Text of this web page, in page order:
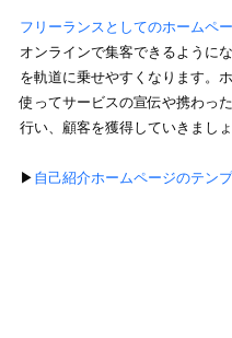
フリーランスとしてのホームペ
オンラインで集客できるように
を軌道に乗せやすくなります。
使ってサービスの宣伝や携わっ
行い、顧客を獲得していきましょ
▶︎ 自己紹介ホームページのテン